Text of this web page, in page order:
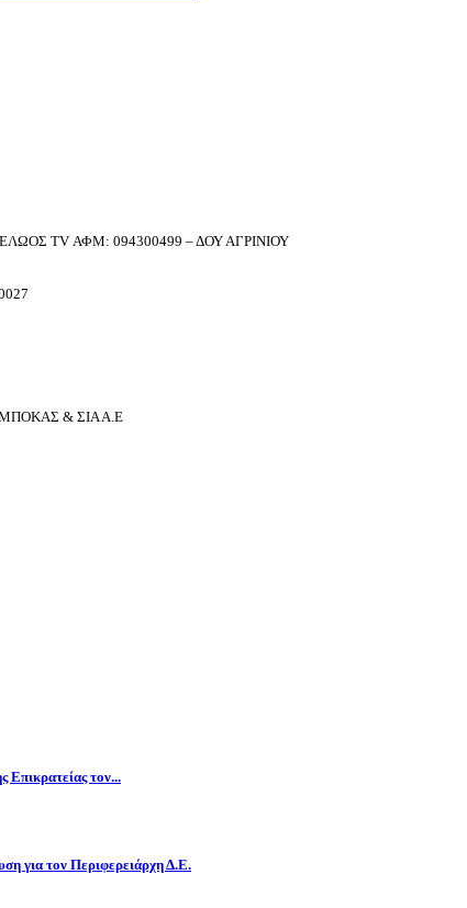
TV ΑΦΜ: 094300499 – ΔΟΥ ΑΓΡΙΝΙΟΥ
& ΣΙΑ Α.Ε
τον...
για τον Περιφερειάρχη Δ.E.